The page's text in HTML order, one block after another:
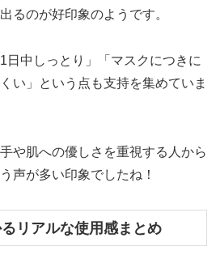
るのが好印象のようです。
日中しっとり」「マスクにつきに
い」という点も支持を集めていま
や肌への優しさを重視する人から
声が多い印象でしたね！
リアルな使用感まとめ